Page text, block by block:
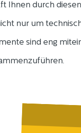
Ihnen durch
nur um
sind eng